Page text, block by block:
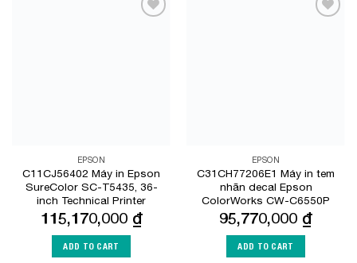
EPSON
C11CJ56402 Máy in Epson
SureColor SC-T5435, 36-
inch Technical Printer
115,170,000 ₫
ADD TO CART
EPSON
C31CH77206E1 Máy in tem
nhãn decal Epson
ColorWorks CW-C6550P
95,770,000 ₫
ADD TO CART